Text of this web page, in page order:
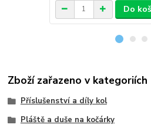
Do
Zboží zařazeno v kategoriích
Příslušenství a díly kol
Pláště a duše na kočárky